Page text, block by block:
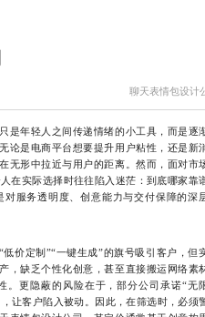
聊天表情包设计
是年轻人之间传递情绪的小工具，而是逐
论是电商平台想要提升用户粘性，还是新
无形中拉近与用户的距离。然而，面对市
在实际选择时往往陷入迷茫：到底哪家靠
服务透明度、创意能力与交付保障的深
低价定制”“一键生成”的旗号吸引客户，但
，缺乏个性化创意，甚至直接搬运网络素
。更隐蔽的风险在于，部分公司承诺“无
让客户陷入被动。因此，在筛选时，必须